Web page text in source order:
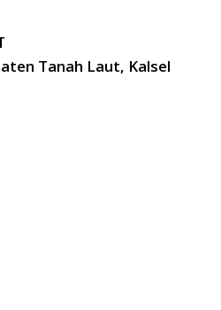
Tanah Laut, Kalsel